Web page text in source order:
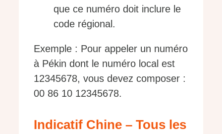
que ce numéro doit inclure le
code régional.
Exemple : Pour appeler un numéro
à Pékin dont le numéro local est
12345678, vous devez composer :
00 86 10 12345678.
Indicatif Chine – Tous les